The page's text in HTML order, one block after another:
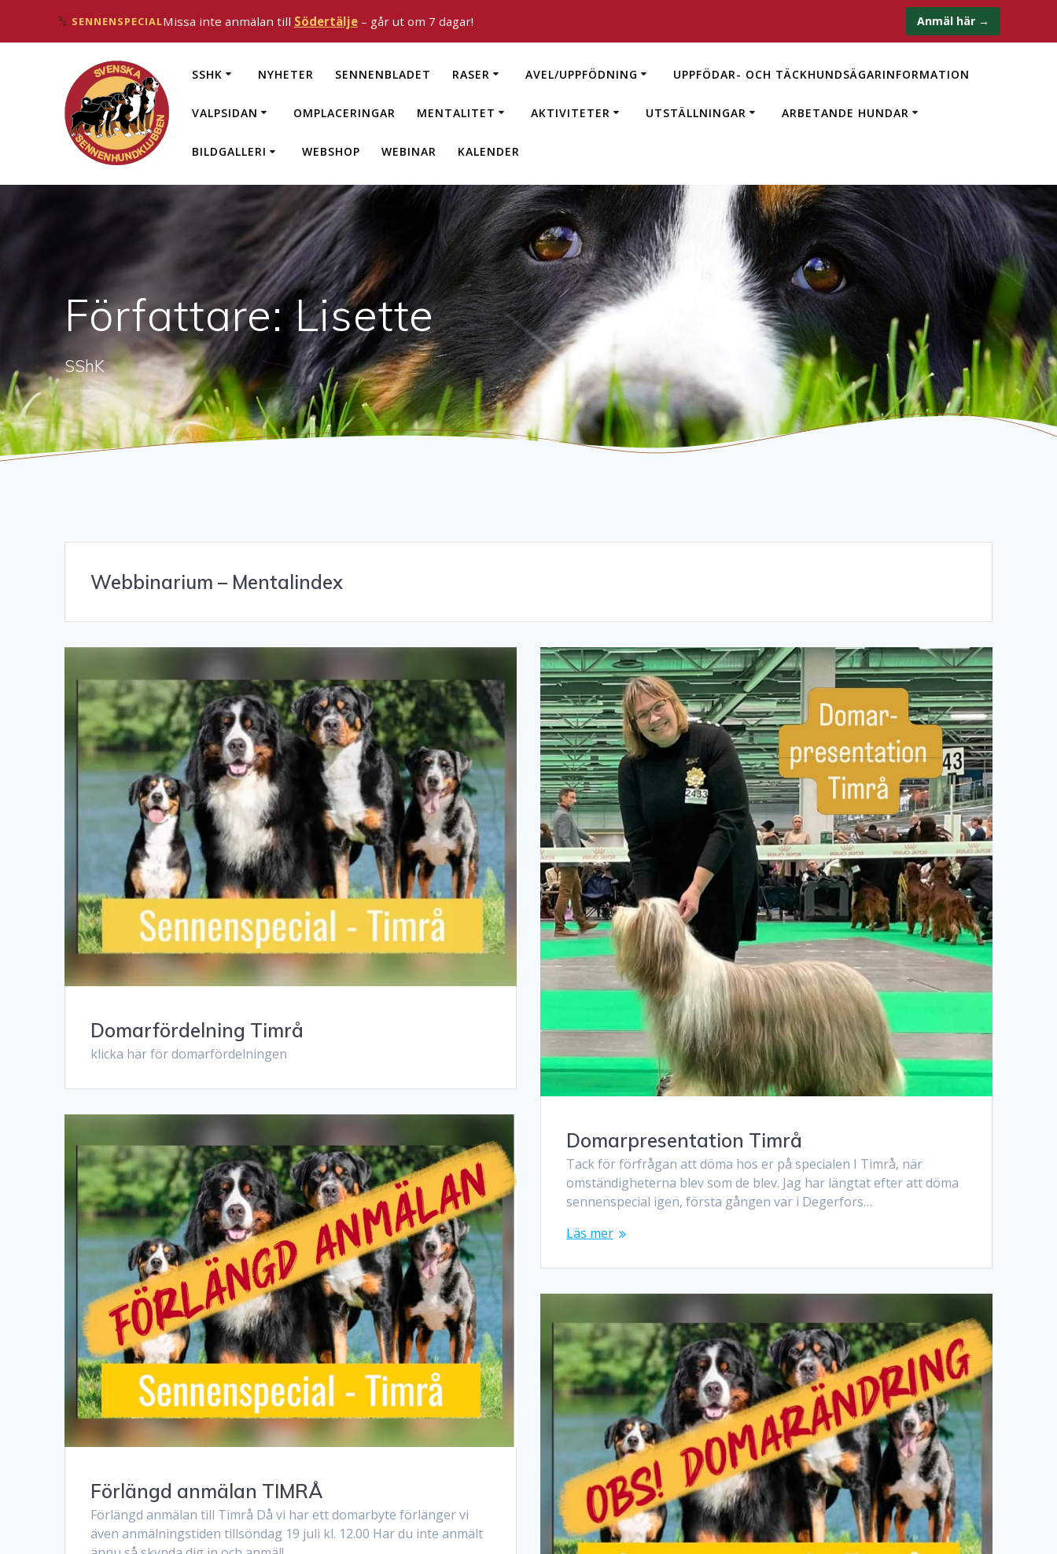
SSHK NYHETER SENNENBLADET RASER AVEL/UPPFÖDNING UPPFÖDAR- OCH TÄCKHUNDSÄGARINFORMATION
VALPSIDAN OMPLACERINGAR MENTALITET AKTIVITETER UTSTÄLLNINGAR ARBETANDE HUNDAR
BILDGALLERI WEBSHOP WEBINAR KALENDER
Författare:Lisette
SShK
Webbinarium – Mentalindex
Domarfördelning Timrå
klicka här för domarfördelningen
Domarpresentation Timrå
Tack för förfrågan att döma hos er på specialen I Timrå, när
omständigheterna blev som de blev. Jag har längtat efter att döma
sennenspecial igen, första gången var i Degerfors…
Läs mer
Förlängd anmälan TIMRÅ
Förlängd anmälan till Timrå Då vi har ett domarbyte förlänger vi
även anmälningstiden tillsöndag 19 juli kl. 12.00 Har du inte anmält
SENNENSPECIALMissa inte anmälan till Södertälje– går ut om 7 dagar! Anmäl här →